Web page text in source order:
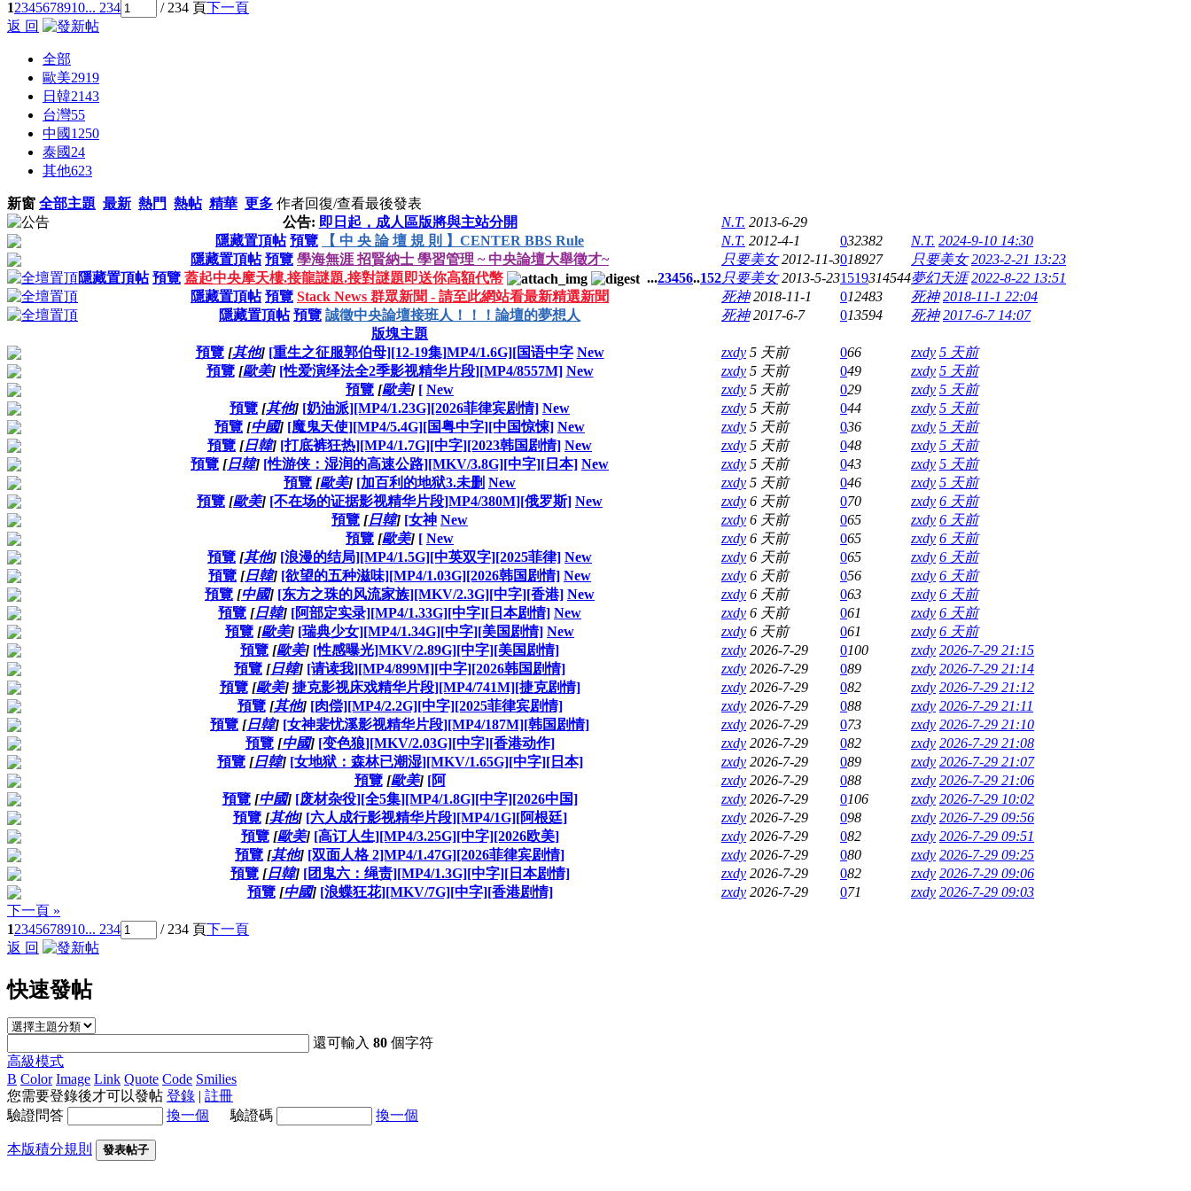
12345678910... 234 / 234 頁下一頁
返 回
全部
歐美2919
日韓2143
台灣55
中國1250
泰國24
其他623
新窗 全部主題 最新 熱門 熱帖 精華 更多 作者回復/查看最後發表
公告: 即日起，成人區版將與主站分開 N.T. 2013-6-29
隱藏置頂帖 預覽 【 中 央 論 壇 規 則 】CENTER BBS Rule N.T. 2012-4-1 032382 N.T. 2024-9-10 14:30
隱藏置頂帖 預覽 學海無涯 招賢納士 學習管理 ~ 中央論壇大舉徵才~ 只要美女 2012-11-3018927 只要美女 2023-2-21 13:23
隱藏置頂帖 預覽 蓋起中央摩天樓.接龍謎題.接對謎題即送你高額代幣 ...23456..152只要美女 2013-5-231519314544夢幻天涯 2022-8-22 13:51
隱藏置頂帖 預覽 Stack News 群眾新聞 - 請至此網站看最新精選新聞 死神 2018-11-1 012483 死神 2018-11-1 22:04
隱藏置頂帖 預覽 誠徵中央論壇接班人！！！論壇的夢想人 死神 2017-6-7 013594 死神 2017-6-7 14:07
版塊主題
預覽 [其他] [重生之征服郭伯母][12-19集]MP4/1.6G][国语中字 New zxdy 5 天前 066 zxdy 5 天前
預覽 [歐美] [性爱演绎法全2季影视精华片段][MP4/8557M] New zxdy 5 天前 049 zxdy 5 天前
預覽 [歐美] [ New zxdy 5 天前 029 zxdy 5 天前
預覽 [其他] [奶油派][MP4/1.23G][2026菲律宾剧情] New zxdy 5 天前 044 zxdy 5 天前
預覽 [中國] [魔鬼天使][MP4/5.4G][国粤中字][中国惊悚] New zxdy 5 天前 036 zxdy 5 天前
預覽 [日韓] [打底裤狂热][MP4/1.7G][中字][2023韩国剧情] New zxdy 5 天前 048 zxdy 5 天前
預覽 [日韓] [性游侠：湿润的高速公路][MKV/3.8G][中字][日本] New zxdy 5 天前 043 zxdy 5 天前
預覽 [歐美] [加百利的地狱3.未删 New zxdy 5 天前 046 zxdy 5 天前
預覽 [歐美] [不在场的证据影视精华片段]MP4/380M][俄罗斯] New zxdy 6 天前 070 zxdy 6 天前
預覽 [日韓] [女神 New zxdy 6 天前 065 zxdy 6 天前
預覽 [歐美] [ New zxdy 6 天前 065 zxdy 6 天前
預覽 [其他] [浪漫的结局][MP4/1.5G][中英双字][2025菲律] New zxdy 6 天前 065 zxdy 6 天前
預覽 [日韓] [欲望的五种滋味][MP4/1.03G][2026韩国剧情] New zxdy 6 天前 056 zxdy 6 天前
預覽 [中國] [东方之珠的风流家族][MKV/2.3G][中字][香港] New zxdy 6 天前 063 zxdy 6 天前
預覽 [日韓] [阿部定实录][MP4/1.33G][中字][日本剧情] New zxdy 6 天前 061 zxdy 6 天前
預覽 [歐美] [瑞典少女][MP4/1.34G][中字][美国剧情] New zxdy 6 天前 061 zxdy 6 天前
預覽 [歐美] [性感曝光]MKV/2.89G][中字][美国剧情] zxdy 2026-7-29 0100 zxdy 2026-7-29 21:15
預覽 [日韓] [请读我][MP4/899M][中字][2026韩国剧情] zxdy 2026-7-29 089 zxdy 2026-7-29 21:14
預覽 [歐美] 捷克影视床戏精华片段][MP4/741M][捷克剧情] zxdy 2026-7-29 082 zxdy 2026-7-29 21:12
預覽 [其他] [肉偿][MP4/2.2G][中字][2025菲律宾剧情] zxdy 2026-7-29 088 zxdy 2026-7-29 21:11
預覽 [日韓] [女神裴忧溪影视精华片段][MP4/187M][韩国剧情] zxdy 2026-7-29 073 zxdy 2026-7-29 21:10
預覽 [中國] [变色狼][MKV/2.03G][中字][香港动作] zxdy 2026-7-29 082 zxdy 2026-7-29 21:08
預覽 [日韓] [女地狱：森林已潮湿][MKV/1.65G][中字][日本] zxdy 2026-7-29 089 zxdy 2026-7-29 21:07
預覽 [歐美] [阿 zxdy 2026-7-29 088 zxdy 2026-7-29 21:06
預覽 [中國] [废材杂役][全5集][MP4/1.8G][中字][2026中国] zxdy 2026-7-29 0106 zxdy 2026-7-29 10:02
預覽 [其他] [六人成行影视精华片段][MP4/1G][阿根廷] zxdy 2026-7-29 098 zxdy 2026-7-29 09:56
預覽 [歐美] [高订人生][MP4/3.25G][中字][2026欧美] zxdy 2026-7-29 082 zxdy 2026-7-29 09:51
預覽 [其他] [双面人格 2]MP4/1.47G][2026菲律宾剧情] zxdy 2026-7-29 080 zxdy 2026-7-29 09:25
預覽 [日韓] [团鬼六：绳责][MP4/1.3G][中字][日本剧情] zxdy 2026-7-29 082 zxdy 2026-7-29 09:06
預覽 [中國] [浪蝶狂花][MKV/7G][中字][香港剧情] zxdy 2026-7-29 071 zxdy 2026-7-29 09:03
下一頁 »
12345678910... 234 / 234 頁下一頁
返 回
快速發帖
還可輸入80 個字符
高級模式
B Color Image Link Quote Code Smilies
您需要登錄後才可以發帖 登錄 | 註冊
驗證問答
換一個 驗證碼 換一個
本版積分規則 發表帖子